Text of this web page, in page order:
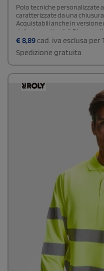
Polo tecniche personalizzate
caratterizzate da una
Acquistabili anche in
delicata costina 1x1.
posizionate strategicamente
maggiore sicurezza.
garantisce durabilità e
€ 8,89 cad. iva esclusa per
Spedizione gratuita